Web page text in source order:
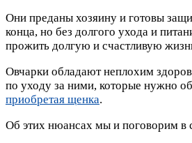
Они преданы хозяину и готовы
конца, но без долгого ухода и
прожить долгую и счастливую
Овчарки обладают неплохим
по уходу за ними, которые нужно
приобретая щенка.
Об этих нюансах мы и поговорим в